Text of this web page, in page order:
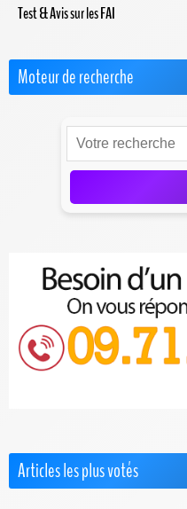
Test & Avis sur les FAI
Moteur de recherche
Articles les plus votés